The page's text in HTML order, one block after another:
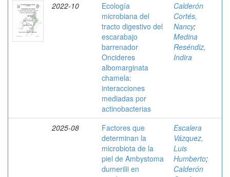
2022-10
Ecología
microbiana del
tracto digestivo del
escarabajo
barrenador
Oncideres
albomarginata
chamela:
interacciones
mediadas por
actinobacterias
Calderón
Cortés,
Nancy;
Medina
Reséndiz,
Indira
2025-08
Factores que
determinan la
microbiota de la
piel de Ambystoma
dumerilii en
Escalera
Vázquez,
Luis
Humberto;
Calderón